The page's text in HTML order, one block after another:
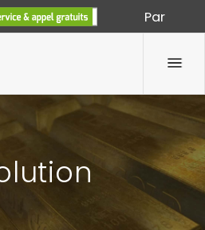
Par
depuis 1933